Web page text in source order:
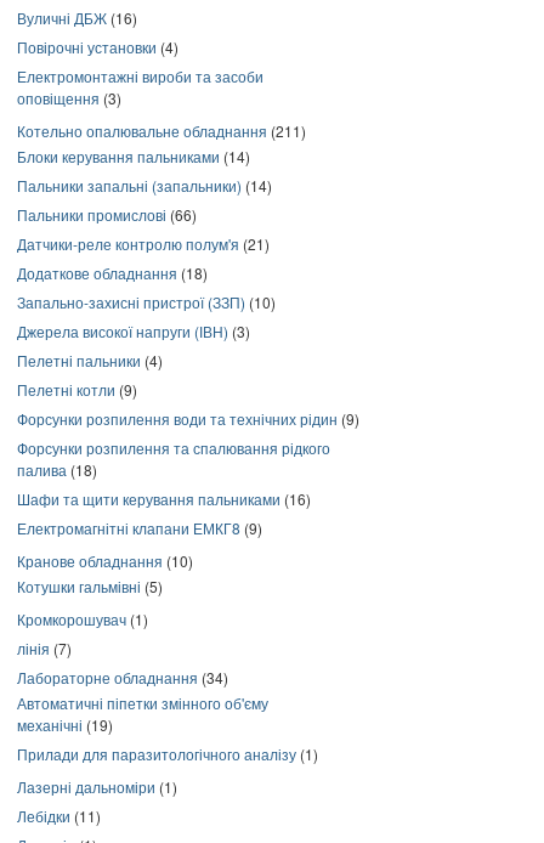
Вуличні ДБЖ (16)
Повірочні установки (4)
Електромонтажні вироби та засоби
оповіщення (3)
Котельно опалювальне обладнання (211)
Блоки керування пальниками (14)
Пальники запальні (запальники) (14)
Пальники промислові (66)
Датчики-реле контролю полум'я (21)
Додаткове обладнання (18)
Запально-захисні пристрої (ЗЗП) (10)
Джерела високої напруги (ІВН) (3)
Пелетні пальники (4)
Пелетні котли (9)
Форсунки розпилення води та технічних рідин (9)
Форсунки розпилення та спалювання рідкого
палива (18)
Шафи та щити керування пальниками (16)
Електромагнітні клапани ЕМКГ8 (9)
Кранове обладнання (10)
Котушки гальмівні (5)
Кромкорошувач (1)
лінія (7)
Лабораторне обладнання (34)
Автоматичні піпетки змінного об'єму
механічні (19)
Прилади для паразитологічного аналізу (1)
Лазерні дальноміри (1)
Лебідки (11)